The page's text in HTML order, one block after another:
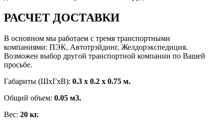
РАСЧЕТ ДОСТАВКИ
В основном мы работаем с тремя транспортными
компаниями: ПЭК, Автотрэйдинг, Желдорэкспедиция.
Возможен выбор другой транспортной компании по Вашей
просьбе.
Габариты (ШхГxВ): 0.3 x 0.2 x 0.75 м.
Общий объем: 0.05 м3.
Вес: 20 кг.